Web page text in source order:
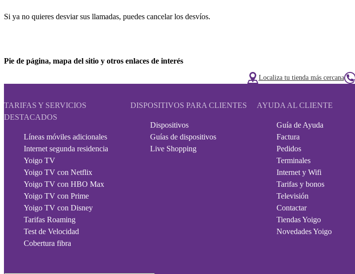
Si ya no quieres desviar sus llamadas, puedes cancelar los desvíos.
Pie de página, mapa del sitio y otros enlaces de interés
Localiza tu tienda más cercana
TARIFAS Y SERVICIOS
DESTACADOS
Líneas móviles adicionales
Internet segunda residencia
Yoigo TV
Yoigo TV con Netflix
Yoigo TV con HBO Max
Yoigo TV con Prime
Yoigo TV con Disney
Tarifas Roaming
Test de Velocidad
Cobertura fibra
DISPOSITIVOS PARA CLIENTES
Dispositivos
Guías de dispositivos
Live Shopping
AYUDA AL CLIENTE
Guía de Ayuda
Factura
Pedidos
Terminales
Internet y Wifi
Tarifas y bonos
Televisión
Contactar
Tiendas Yoigo
Novedades Yoigo